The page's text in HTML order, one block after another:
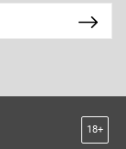
18+